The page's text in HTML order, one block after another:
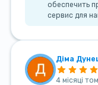
обеспечить
сервис для
Діма
4 місяці